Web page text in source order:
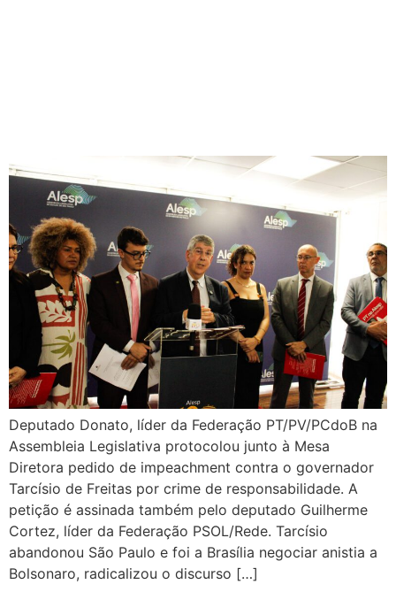
Deputado Donato, líder da Federação PT/PV/PCdoB na
Assembleia Legislativa protocolou junto à Mesa
Diretora pedido de impeachment contra o governador
Tarcísio de Freitas por crime de responsabilidade. A
petição é assinada também pelo deputado Guilherme
Cortez, líder da Federação PSOL/Rede. Tarcísio
abandonou São Paulo e foi a Brasília negociar anistia a
Bolsonaro, radicalizou o discurso […]